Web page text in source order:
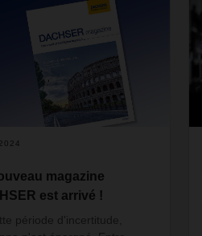
magazine
est arrivé !
période d'incertitude,